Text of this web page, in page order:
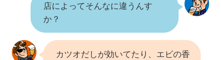
店によってそんなに違うんす
か？
カツオだしが効いてたり、エビの香